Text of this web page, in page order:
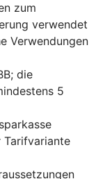
zum
verwendet
Verwendungen
die
5
Tarifvariante